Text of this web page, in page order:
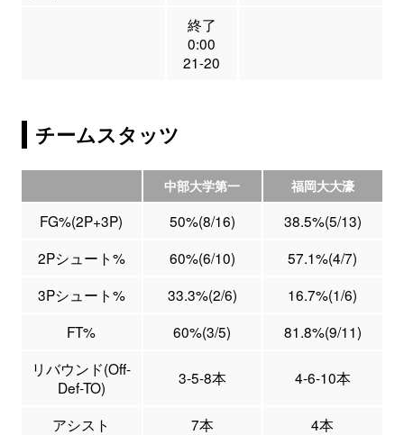
終了
0:00
21-20
チームスタッツ
中部大学第一 福岡大大濠
FG%(2P+3P) 50%(8/16)
38.5%(5/13)
2Pシュート%
60%(6/10)
57.1%(4/7)
3Pシュート%
33.3%(2/6)
16.7%(1/6)
FT%
60%(3/5)
81.8%(9/11)
リバウンド(Off-
Def-TO)
3-5-8本 4-6-10本
アシスト 7本
4本